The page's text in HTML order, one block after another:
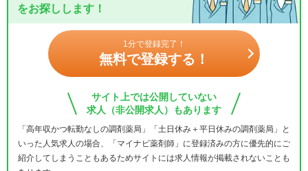
をお探しします！
1分で登録完了！
無料で登録する！
サイト上では公開していない
求人（非公開求人）もあります
「高年収かつ転勤なしの調剤薬局」「土日休み＋平日休みの調剤薬局」と
いった人気求人の場合、「マイナビ薬剤師」に登録済みの方に優先的にご
紹介してしまうこともあるためサイトには求人情報が掲載されないことも